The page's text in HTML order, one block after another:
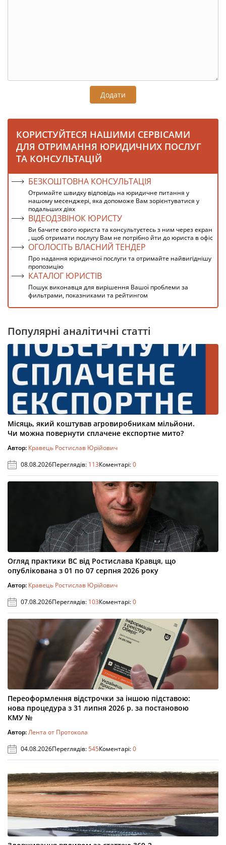
Додати
КОРИСТУЙТЕСЯ НАШИМИ СЕРВІСАМИ
ДЛЯ ОТРИМАННЯ ЮРИДИЧНИХ ПОСЛУГ
ТА КОНСУЛЬТАЦІЙ
БЕЗКОШТОВНА КОНСУЛЬТАЦІЯ
Отримайте швидку відповідь на юридичне питання у
нашому месенджері, яка допоможе Вам зорієнтуватися у
подальших діях
ВІДЕОДЗВІНОК ЮРИСТУ
Ви бачите свого юриста та консультуєтесь з ним через екран
, щоб отримати послугу Вам не потрібно йти до юриста в офіс
ОГОЛОСІТЬ ВЛАСНИЙ ТЕНДЕР
Про надання юридичної послуги та отримайте найвигіднішу
пропозицію
КАТАЛОГ ЮРИСТІВ
Пошук виконавця для вирішення Вашої проблеми за
фильтрами, показниками та рейтингом
Популярні аналітичні статті
Місяць, який коштував агровиробникам мільйони.
Чи можна повернути сплачене експортне мито?
Автор: Кравець Ростислав Юрійович
08.08.2026Переглядів: 113Коментарі:0
Огляд практики ВС від Ростислава Кравця, що
опублікована з 01 по 07 серпня 2026 року
Автор: Кравець Ростислав Юрійович
07.08.2026Переглядів: 103Коментарі:0
Переоформлення відстрочки за іншою підставою:
нова процедура з 31 липня 2026 р. за постановою
КМУ №
Автор:Лента от Протокола
04.08.2026Переглядів:545Коментарі:0